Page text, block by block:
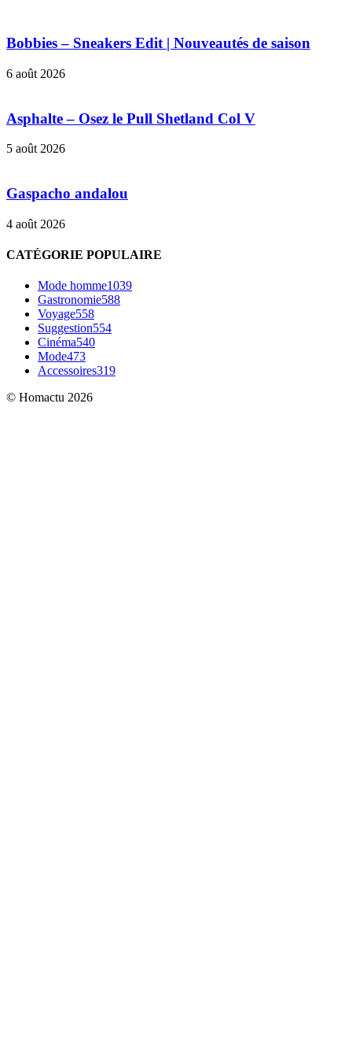
Bobbies – Sneakers Edit | Nouveautés de saison
6 août 2026
Asphalte – Osez le Pull Shetland Col V
5 août 2026
Gaspacho andalou
4 août 2026
CATÉGORIE POPULAIRE
Mode homme1039
Gastronomie588
Voyage558
Suggestion554
Cinéma540
Mode473
Accessoires319
© Homactu 2026